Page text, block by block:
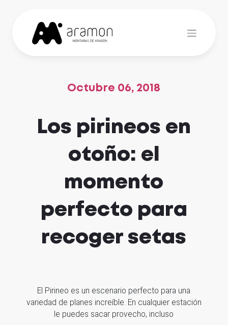
Octubre 06, 2018
Los pirineos en
otoño: el
momento
perfecto para
recoger setas
El Pirineo es un escenario perfecto para una
variedad de planes increíble. En cualquier estación
le puedes sacar provecho, incluso